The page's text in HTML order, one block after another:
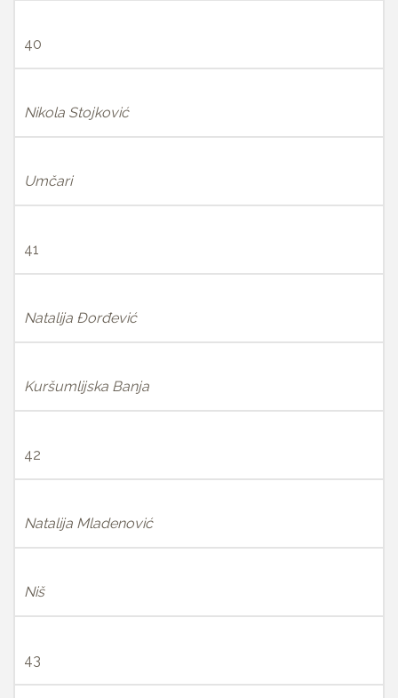
40
Nikola Stojković
Umčari
41
Natalija Đorđević
Kuršumlijska Banja
42
Natalija Mladenović
Niš
43